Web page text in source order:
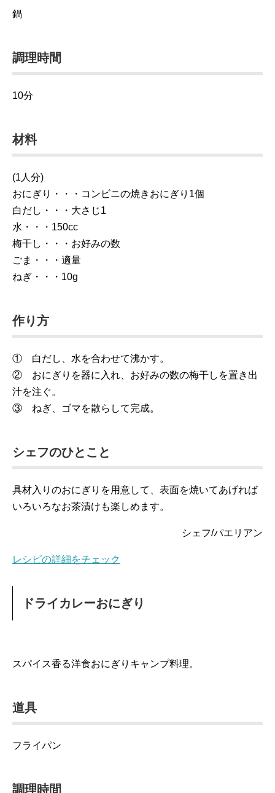
鍋
調理時間
10分
材料
(1人分)
おにぎり・・・コンビニの焼きおにぎり1個
白だし・・・大さじ1
水・・・150cc
梅干し・・・お好みの数
ごま・・・適量
ねぎ・・・10g
作り方
① 白だし、水を合わせて沸かす。
② おにぎりを器に入れ、お好みの数の梅干しを置き出
汁を注ぐ。
③ ねぎ、ゴマを散らして完成。
シェフのひとこと
具材入りのおにぎりを用意して、表面を焼いてあげれば
いろいろなお茶漬けも楽しめます。
シェフ/パエリアン
レシピの詳細をチェック
ドライカレーおにぎり
スパイス香る洋食おにぎりキャンプ料理。
道具
フライパン
調理時間